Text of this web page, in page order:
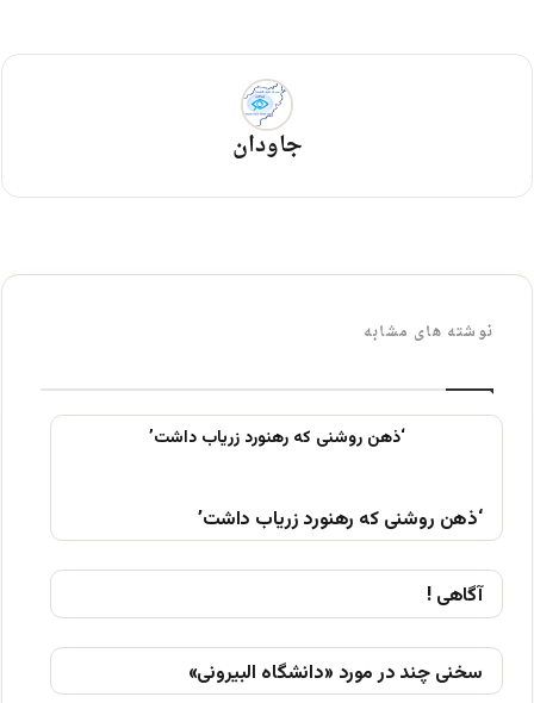
جاودان
نوشته های مشابه
‘ذهن روشنی که رهنورد زریاب داشت’
آگاهی !
سخنی چند در مورد «دانشگاه البیرونی»